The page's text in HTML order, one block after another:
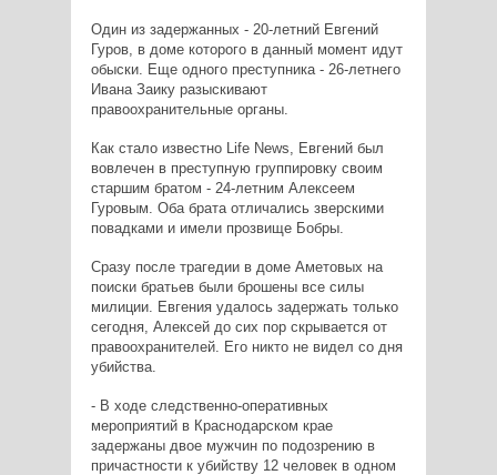
Один из задержанных - 20-летний Евгений
Гуров, в доме которого в данный момент идут
обыски. Еще одного преступника - 26-летнего
Ивана Заику разыскивают
правоохранительные органы.
Как стало известно Life News, Евгений был
вовлечен в преступную группировку своим
старшим братом - 24-летним Алексеем
Гуровым. Оба брата отличались зверскими
повадками и имели прозвище Бобры.
Сразу после трагедии в доме Аметовых на
поиски братьев были брошены все силы
милиции. Евгения удалось задержать только
сегодня, Алексей до сих пор скрывается от
правоохранителей. Его никто не видел со дня
убийства.
- В ходе следственно-оперативных
мероприятий в Краснодарском крае
задержаны двое мужчин по подозрению в
причастности к убийству 12 человек в одном